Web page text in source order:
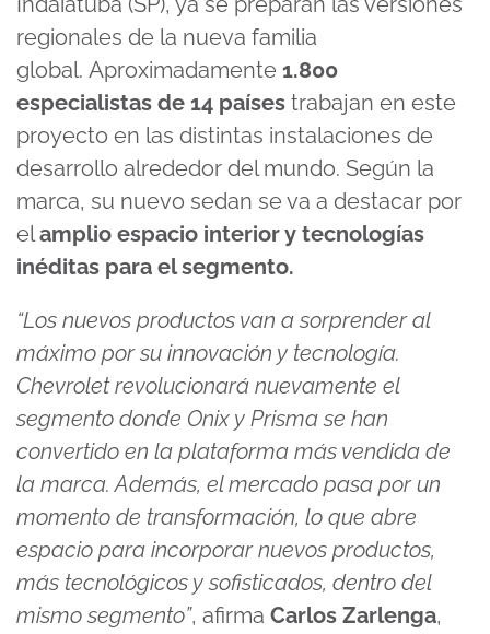
regionales de la nueva familia
global. Aproximadamente 1.800
especialistas de 14 países trabajan en este
proyecto en las distintas instalaciones de
desarrollo alrededor del mundo. Según la
marca, su nuevo sedan se va a destacar por
elamplio espacio interior y tecnologías
inéditas para el segmento.
“Los nuevos productos van a sorprender al
máximo por su innovación y tecnología.
Chevrolet revolucionará nuevamente el
segmento donde Onix y Prisma se han
convertido en la plataforma más vendida de
la marca. Además, el mercado pasa por un
momento de transformación, lo que abre
espacio para incorporar nuevos productos,
más tecnológicos y sofisticados, dentro del
mismo segmento”, afirma Carlos Zarlenga,